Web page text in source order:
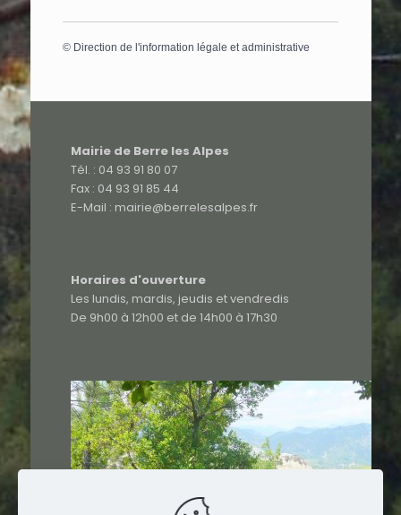
© Direction de l'information légale et administrative
Mairie de Berre les Alpes
Tél. : 04 93 91 80 07
Fax : 04 93 91 85 44
E-Mail : mairie@berrelesalpes.fr
Horaires d'ouverture
Les lundis, mardis, jeudis et vendredis
De 9h00 à 12h00 et de 14h00 à 17h30